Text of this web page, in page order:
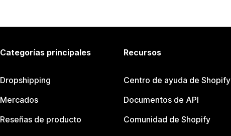
Categorías principales
Dropshipping
Mercados
Reseñas de producto
Recursos
Centro de ayuda de Shopify
Documentos de API
Comunidad de Shopify